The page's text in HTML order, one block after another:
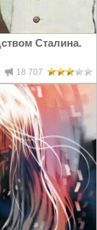
Сталина.
18 707